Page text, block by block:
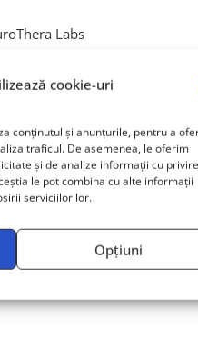
cookie-uri
conținutul și anunțurile, pentru a
traficul. De asemenea, le oferim
și de analize informații cu
le pot combina cu alte informații
serviciilor lor.
Opțiuni
Labs
in medicina
complexe
de la descoperire la
dintre sanatate digitala, AI